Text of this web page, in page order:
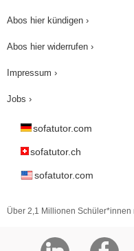
Abos hier kündigen ›
Abos hier widerrufen ›
Impressum ›
Jobs ›
sofatutor.com
sofatutor.ch
sofatutor.com
Über 2,1 Millionen Schüler*innen